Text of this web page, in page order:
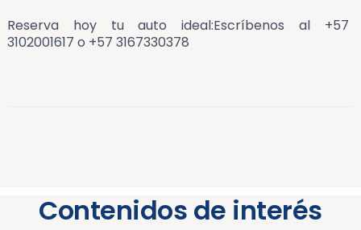
Reserva hoy tu auto ideal:Escríbenos al +57
3102001617 o +57 3167330378
Contenidos de interés